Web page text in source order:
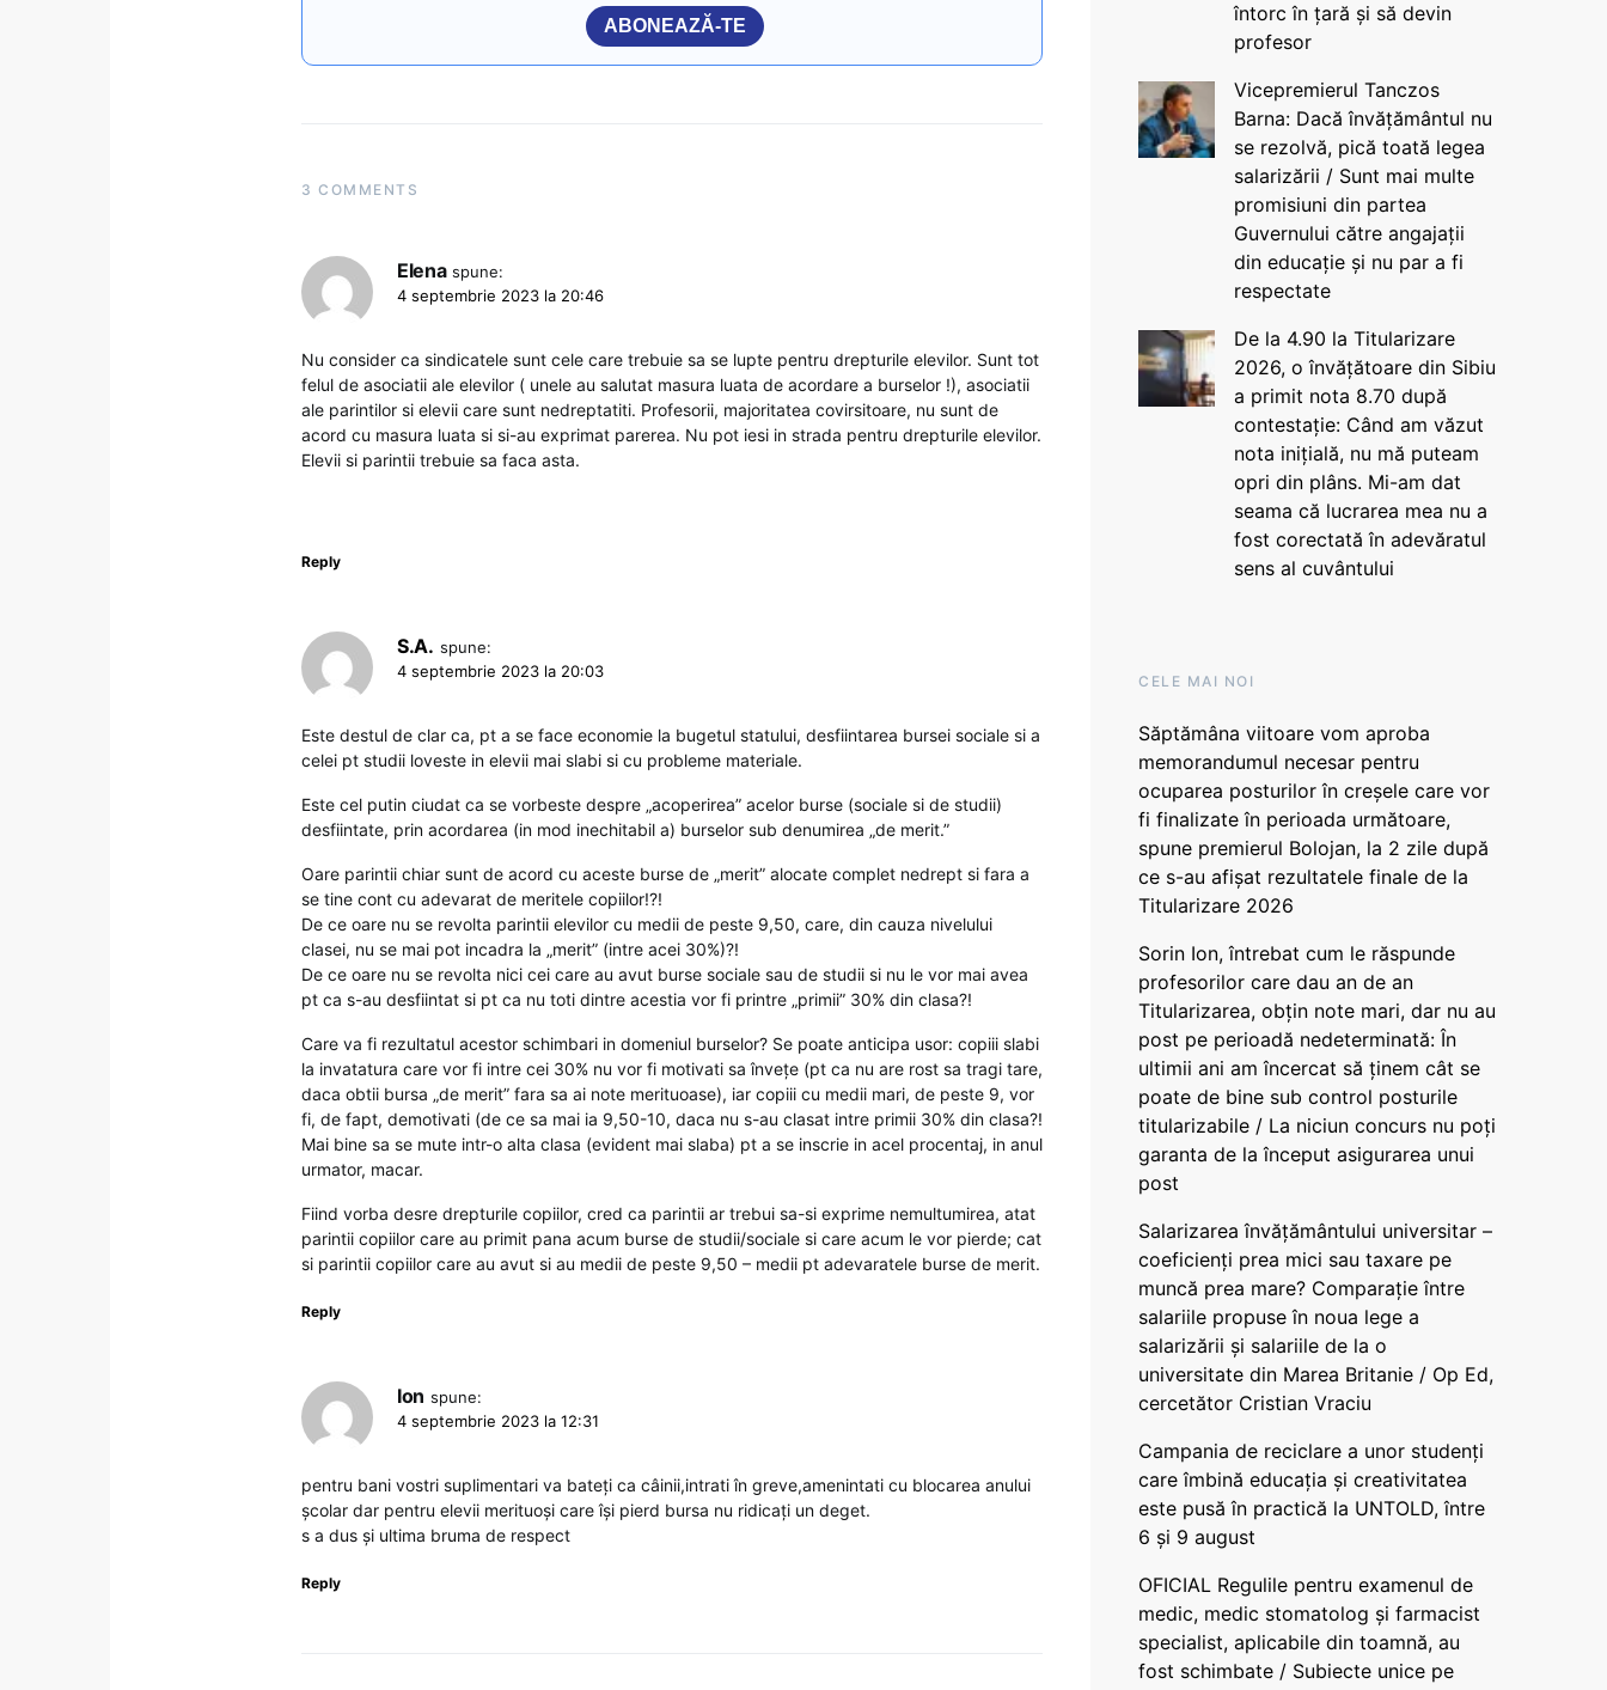
ABONEAZĂ-TE
3 COMMENTS
Elena spune:
4 septembrie 2023 la 20:46
Nu consider ca sindicatele sunt cele care trebuie sa se lupte pentru drepturile elevilor. Sunt tot
felul de asociatii ale elevilor ( unele au salutat masura luata de acordare a burselor !), asociatii
ale parintilor si elevii care sunt nedreptatiti. Profesorii, majoritatea covirsitoare, nu sunt de
acord cu masura luata si si-au exprimat parerea. Nu pot iesi in strada pentru drepturile elevilor.
Elevii si parintii trebuie sa faca asta.
Reply
S.A. spune:
4 septembrie 2023 la 20:03
Este destul de clar ca, pt a se face economie la bugetul statului, desfiintarea bursei sociale si a
celei pt studii loveste in elevii mai slabi si cu probleme materiale.
Este cel putin ciudat ca se vorbeste despre „acoperirea” acelor burse (sociale si de studii)
desfiintate, prin acordarea (in mod inechitabil a) burselor sub denumirea „de merit.”
Oare parintii chiar sunt de acord cu aceste burse de „merit” alocate complet nedrept si fara a
se tine cont cu adevarat de meritele copiilor!?!
De ce oare nu se revolta parintii elevilor cu medii de peste 9,50, care, din cauza nivelului
clasei, nu se mai pot incadra la „merit” (intre acei 30%)?!
De ce oare nu se revolta nici cei care au avut burse sociale sau de studii si nu le vor mai avea
pt ca s-au desfiintat si pt ca nu toti dintre acestia vor fi printre „primii” 30% din clasa?!
Care va fi rezultatul acestor schimbari in domeniul burselor? Se poate anticipa usor: copiii slabi
la invatatura care vor fi intre cei 30% nu vor fi motivati sa învețe (pt ca nu are rost sa tragi tare,
daca obtii bursa „de merit” fara sa ai note merituoase), iar copiii cu medii mari, de peste 9, vor
fi, de fapt, demotivati (de ce sa mai ia 9,50-10, daca nu s-au clasat intre primii 30% din clasa?!
Mai bine sa se mute intr-o alta clasa (evident mai slaba) pt a se inscrie in acel procentaj, in anul
urmator, macar.
Fiind vorba desre drepturile copiilor, cred ca parintii ar trebui sa-si exprime nemultumirea, atat
parintii copiilor care au primit pana acum burse de studii/sociale si care acum le vor pierde; cat
si parintii copiilor care au avut si au medii de peste 9,50 – medii pt adevaratele burse de merit.
Reply
Ion spune:
4 septembrie 2023 la 12:31
pentru bani vostri suplimentari va bateți ca câinii,intrati în greve,amenintati cu blocarea anului
școlar dar pentru elevii merituoși care își pierd bursa nu ridicați un deget.
s a dus și ultima bruma de respect
Reply
întorc în țară și să devin
profesor
Vicepremierul Tanczos
Barna: Dacă învățământul nu
se rezolvă, pică toată legea
salarizării / Sunt mai multe
promisiuni din partea
Guvernului către angajații
din educație și nu par a fi
respectate
De la 4.90 la Titularizare
2026, o învățătoare din Sibiu
a primit nota 8.70 după
contestație: Când am văzut
nota inițială, nu mă puteam
opri din plâns. Mi-am dat
seama că lucrarea mea nu a
fost corectată în adevăratul
sens al cuvântului
CELE MAI NOI
Săptămâna viitoare vom aproba
memorandumul necesar pentru
ocuparea posturilor în creșele care vor
fi finalizate în perioada următoare,
spune premierul Bolojan, la 2 zile după
ce s-au afișat rezultatele finale de la
Titularizare 2026
Sorin Ion, întrebat cum le răspunde
profesorilor care dau an de an
Titularizarea, obțin note mari, dar nu au
post pe perioadă nedeterminată: În
ultimii ani am încercat să ținem cât se
poate de bine sub control posturile
titularizabile / La niciun concurs nu poți
garanta de la început asigurarea unui
post
Salarizarea învățământului universitar –
coeficienți prea mici sau taxare pe
muncă prea mare? Comparație între
salariile propuse în noua lege a
salarizării și salariile de la o
universitate din Marea Britanie / Op Ed,
cercetător Cristian Vraciu
Campania de reciclare a unor studenți
care îmbină educația și creativitatea
este pusă în practică la UNTOLD, între
6 și 9 august
OFICIAL Regulile pentru examenul de
medic, medic stomatolog și farmacist
specialist, aplicabile din toamnă, au
fost schimbate / Subiecte unice pe